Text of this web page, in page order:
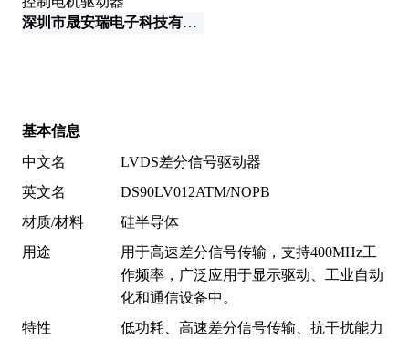
深圳市晟安瑞电子科技有限公司
基本信息
中文名
LVDS差分信号驱动器
英文名
DS90LV012ATM/NOPB
材质/材料
硅半导体
用途
用于高速差分信号传输，支持400MHz工
作频率，广泛应用于显示驱动、工业自动
化和通信设备中。
特性
低功耗、高速差分信号传输、抗干扰能力